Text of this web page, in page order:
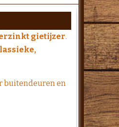
gietijzer.
buitendeuren en